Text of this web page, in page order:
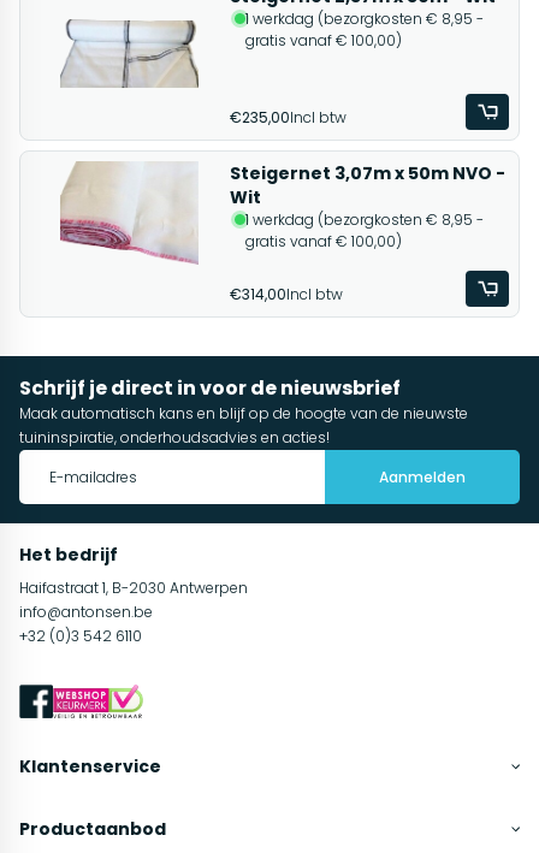
1 werkdag (bezorgkosten € 8,95 -
gratis vanaf € 100,00)
€235,00Incl btw
Steigernet 3,07m x 50m NVO -
Wit
1 werkdag (bezorgkosten € 8,95 -
gratis vanaf € 100,00)
€314,00Incl btw
Schrijf je direct in voor de nieuwsbrief
Maak automatisch kans en blijf op de hoogte van de nieuwste
tuininspiratie, onderhoudsadvies en acties!
Aanmelden
Het bedrijf
Haifastraat 1, B-2030 Antwerpen
info@antonsen.be
+32 (0)3 542 6110
Klantenservice
Productaanbod